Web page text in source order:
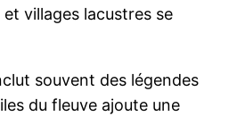
villages lacustres se
souvent des légendes
du fleuve ajoute une